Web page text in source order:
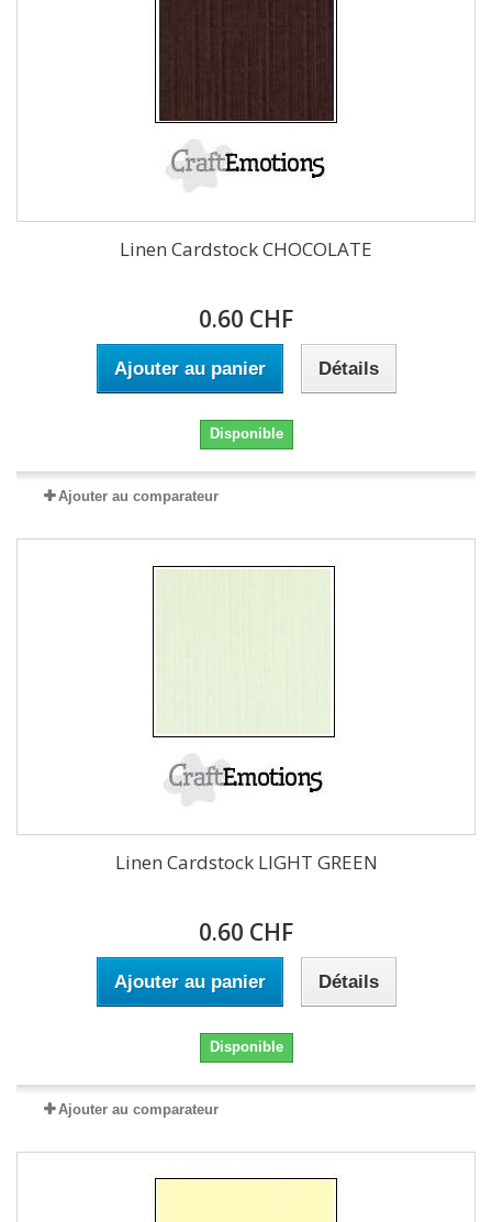
Linen Cardstock CHOCOLATE
0.60 CHF
Ajouter au panier Détails
Disponible
Ajouter au comparateur
Linen Cardstock LIGHT GREEN
0.60 CHF
Ajouter au panier Détails
Disponible
Ajouter au comparateur